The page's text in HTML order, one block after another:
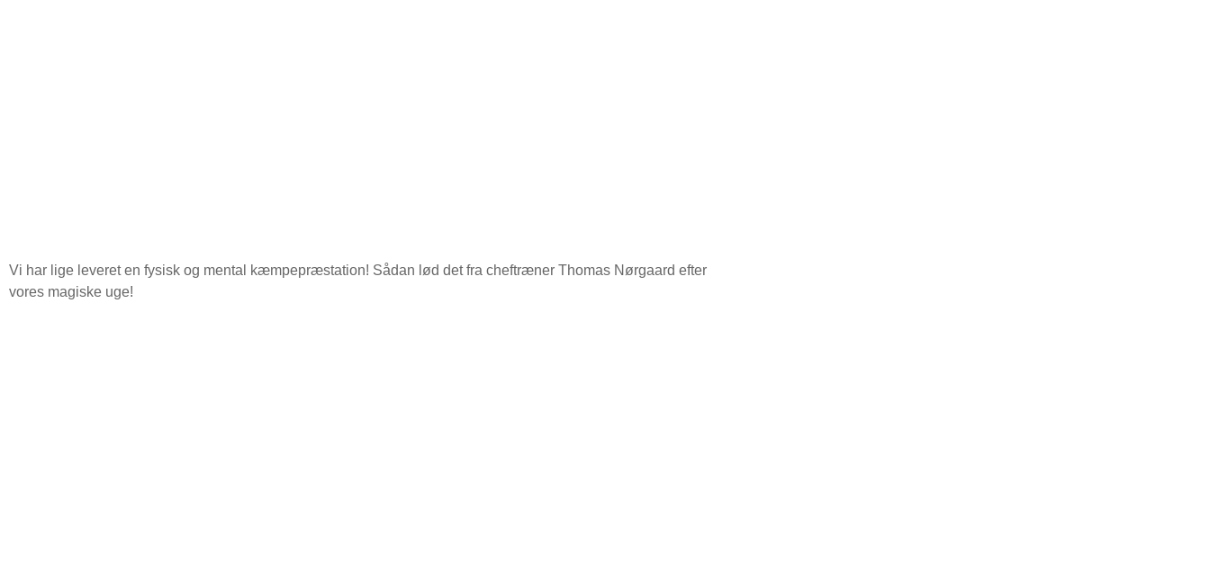
Vi har lige leveret en fysisk og mental kæmpepræstation! Sådan lød det fra cheftræner Thomas Nørgaard efter
vores magiske uge!